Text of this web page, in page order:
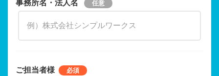
事務所名・法人名
ご担当者様